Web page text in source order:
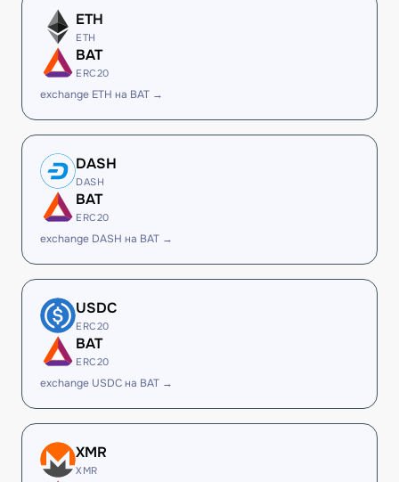
ETH
ETH
BAT
ERC20
exchange ETH на BAT →
DASH
DASH
BAT
ERC20
exchange DASH на BAT →
USDC
ERC20
BAT
ERC20
exchange USDC на BAT →
XMR
XMR